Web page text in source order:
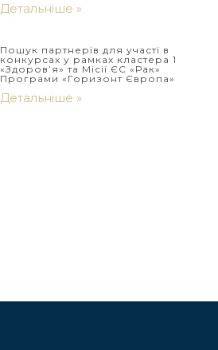
Детальніше »
Пошук партнерів для участі в
конкурсах у рамках кластера 1
«Здоров’я» та Місії ЄС «Рак»
Програми «Горизонт Європа»
Детальніше »